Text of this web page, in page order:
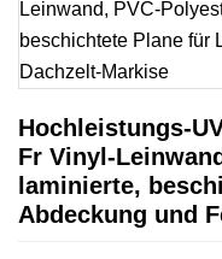
Hochleistungs-
Fr Vinyl-
laminierte,
Abdeckung und